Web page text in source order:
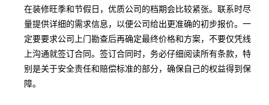
在装修旺季和节假日，优质公司的档期会比较紧张。联系时尽
量提供详细的需求信息，以便公司给出更准确的初步报价。一
定要要求公司上门勘查后再确定最终价格和方案，不要仅凭线
上沟通就签订合同。签订合同时，务必仔细阅读所有条款，特
别是关于安全责任和赔偿标准的部分，确保自己的权益得到保
障。